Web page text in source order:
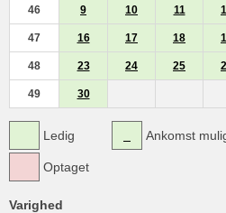
46 9 10 11
47 16 17 18
48 23 24 25
49 30
Ledig
Optaget
Ankomst
Varighed